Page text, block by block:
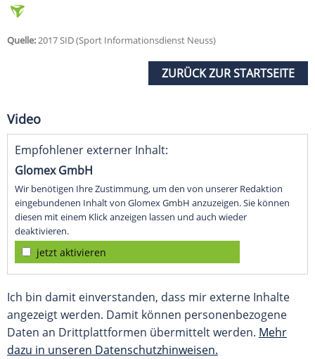
Quelle:2017 SID (Sport Informationsdienst Neuss)
ZURÜCK ZUR STARTSEITE
Video
Empfohlener externer Inhalt:
Glomex GmbH
Wir benötigen Ihre Zustimmung, um den von unserer Redaktion
eingebundenen Inhalt von Glomex GmbH anzuzeigen. Sie können
diesen mit einem Klick anzeigen lassen und auch wieder
deaktivieren.
jetzt aktivieren
Ich bin damit einverstanden, dass mir externe Inhalte
angezeigt werden. Damit können personenbezogene
Daten an Drittplattformen übermittelt werden. Mehr
dazu in unseren Datenschutzhinweisen.